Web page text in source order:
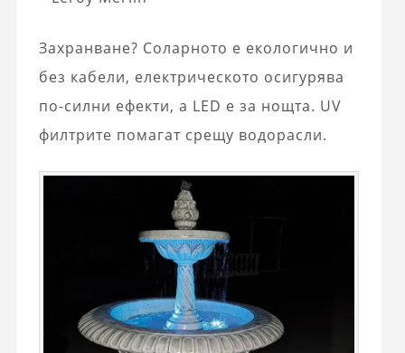
Захранване? Соларното е екологично и
без кабели, електрическото осигурява
по-силни ефекти, а LED е за нощта. UV
филтрите помагат срещу водорасли.